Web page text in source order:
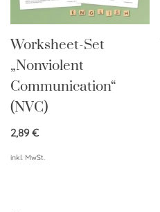
Worksheet-Set
„Nonviolent
Communication“
(NVC)
2,89€
inkl. MwSt.